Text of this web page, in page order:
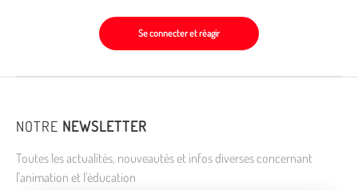
Se connecter et réagir
NOTRE NEWSLETTER
Toutes les actualités, nouveautés et infos diverses concernant
l'animation et l'éducation